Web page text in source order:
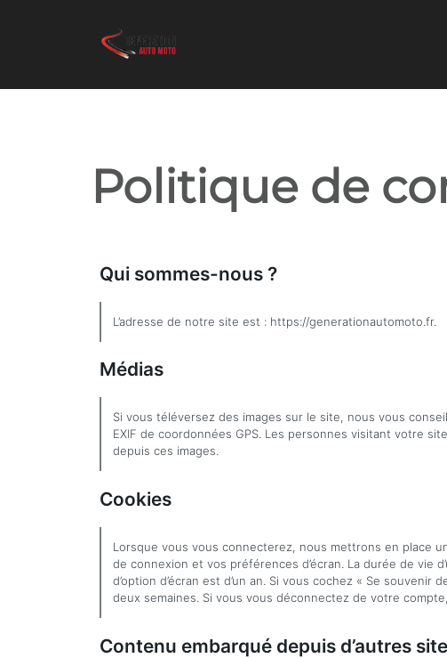
Politique de
Qui sommes-nous ?
L’adresse de notre site est : https://generationautomoto.fr.
Médias
Si vous téléversez des images sur le site, nous vous
EXIF de coordonnées GPS. Les personnes visitant votre
depuis ces images.
Cookies
Lorsque vous vous connecterez, nous mettrons en place
de connexion et vos préférences d’écran. La durée de vie
d’option d’écran est d’un an. Si vous cochez « Se
deux semaines. Si vous vous déconnectez de votre
Contenu embarqué depuis d’autres